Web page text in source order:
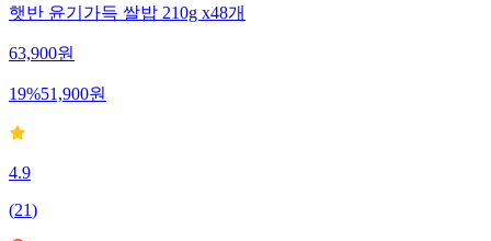
햇반 윤기가득 쌀밥 210g x48개
63,900원
19%51,900원
4.9
(21)